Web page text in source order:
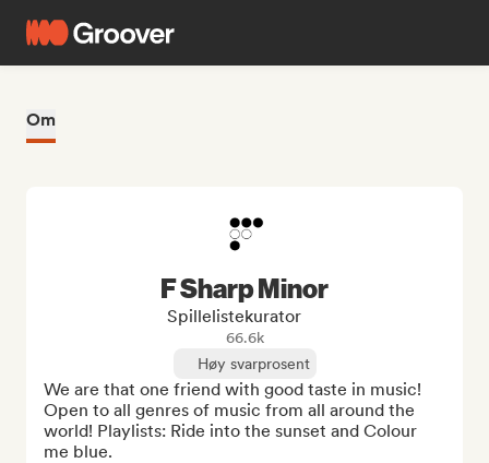
Om
F Sharp Minor
Spillelistekurator
66.6k
Høy svarprosent
We are that one friend with good taste in music!
Open to all genres of music from all around the
world! Playlists: Ride into the sunset and Colour
me blue.